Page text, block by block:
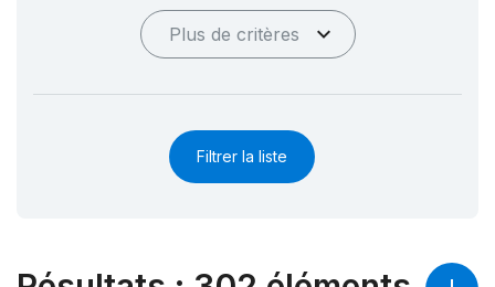
Plus de critères
Filtrer la liste